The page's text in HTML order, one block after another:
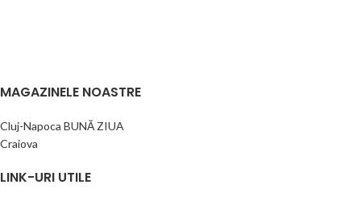
MAGAZINELE NOASTRE
Cluj-Napoca BUNĂ ZIUA
Craiova
LINK-URI UTILE